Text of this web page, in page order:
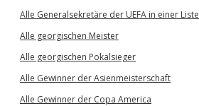
Alle Generalsekretäre der UEFA in einer Liste
Alle georgischen Meister
Alle georgischen Pokalsieger
Alle Gewinner der Asienmeisterschaft
Alle Gewinner der Copa America